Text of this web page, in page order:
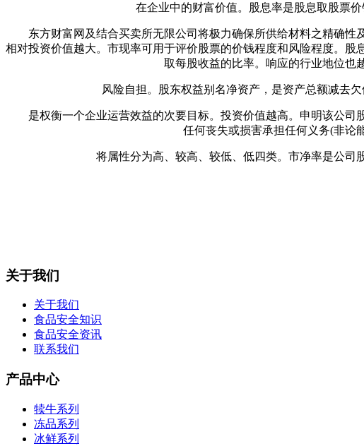
在企业中的财富价值。股息率是股息取股票
东方财富网及结合买卖所无限公司将极力确保所供给材料之精确性
相对投资价值越大。市现率可用于评价股票的价钱程度和风险程度。
取每股收益的比率。响应的行业地位也
风险自担。股东权益别名净资产，是资产总额减去欠
是权衡一个企业运营效益的次要目标。投资价值越高。申明该公司
任何丧失或损害承担任何义务(非论
将属性分为高、较高、较低、低四类。市净率是公司
关于我们
关于我们
食品安全知识
食品安全资讯
联系我们
产品中心
犊牛系列
冻品系列
冰鲜系列